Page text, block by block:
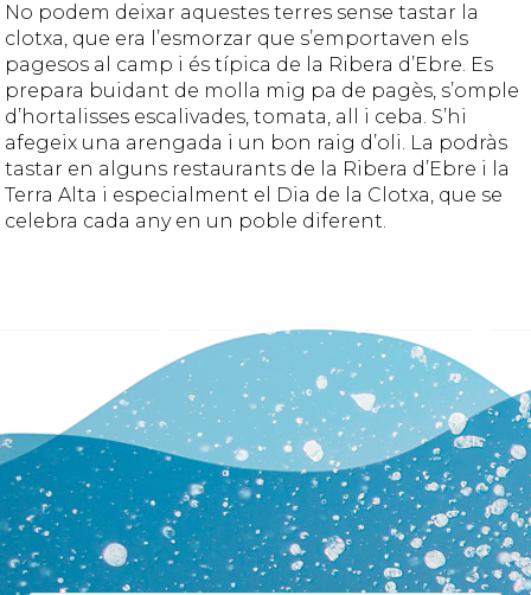
No podem deixar aquestes terres sense tastar la
clotxa, que era l’esmorzar que s’emportaven els
pagesos al camp i és típica de la Ribera d’Ebre. Es
prepara buidant de molla mig pa de pagès, s’omple
d’hortalisses escalivades, tomata, all i ceba. S’hi
afegeix una arengada i un bon raig d’oli. La podràs
tastar en alguns restaurants de la Ribera d’Ebre i la
Terra Alta i especialment el Dia de la Clotxa, que se
celebra cada any en un poble diferent.